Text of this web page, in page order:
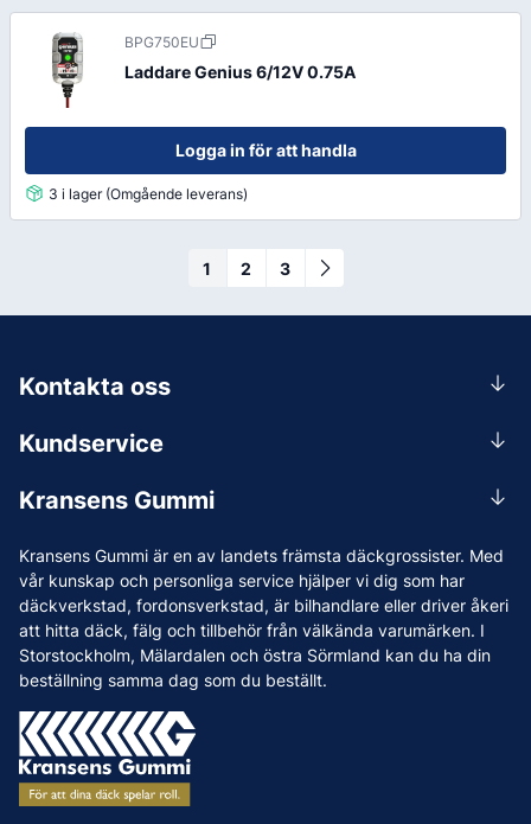
BPG750EU
Laddare Genius 6/12V 0.75A
Logga in för att handla
3 i lager (Omgående leverans)
1 2 3
Kransens Gummi är en av landets främsta däckgrossister. Med
vår kunskap och personliga service hjälper vi dig som har
däckverkstad, fordonsverkstad, är bilhandlare eller driver åkeri
att hitta däck, fälg och tillbehör från välkända varumärken. I
Storstockholm, Mälardalen och östra Sörmland kan du ha din
beställning samma dag som du beställt.
Kundservice
Leverans
Reklamation & återköp
Betalning & faktura
Köpvillkor
Vanliga frågor och svar
Kransens Gummi
Vi som jobbar på Kransens Gummi
Jobba hos oss
Nyheter
Tips & Råd
Varumärken
Våra Verkstäder
Press
Kontakta oss
0156-409 00
Mån-Tors 07.30-16:30, Fre 07.30-15.00.
Lunchstängt 12:00-12:30